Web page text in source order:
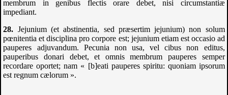
membrum in genibus flectis orare debet, nisi circumstantiæ
impediant.
Jejunium (et abstinentia, sed præsertim jejunium) non solum
pœnitentia et disciplina pro corpore est; jejunium etiam est occasio ad
pauperes adjuvandum. Pecunia non usa, vel cibus non editus,
pauperibus donari debet, et omnis membrum pauperes semper
recordare oportet; nam « [b]eati pauperes spiritu: quoniam ipsorum
est regnum cælorum ».